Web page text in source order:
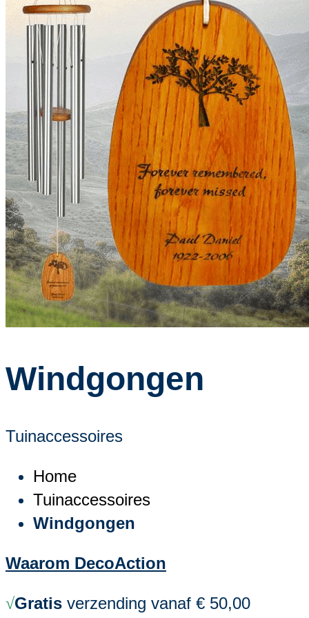
Windgongen
Tuinaccessoires
Home
Tuinaccessoires
Windgongen
Waarom DecoAction
√Gratis verzending vanaf € 50,00